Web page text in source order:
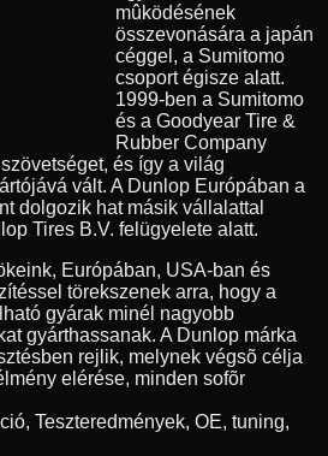
mûködésének
összevonására a japán
céggel, a Sumitomo
csoport égisze alatt.
1999-ben a Sumitomo
és a Goodyear Tire &
Rubber Company
és így a világ
vált. A Dunlop Európában a
dolgozik hat másik vállalattal
Tires B.V. felügyelete alatt.
Európában, USA-ban és
törekszenek arra, hogy a
gyárak minél nagyobb
gyárthassanak. A Dunlop márka
rejlik, melynek végsõ célja
elérése, minden sofõr
Teszteredmények, OE, tuning,